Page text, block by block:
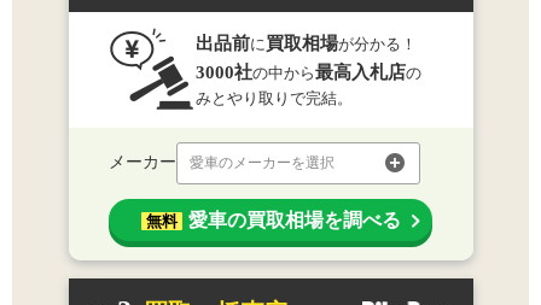
出品前に 買取相場が分かる！
3000社の中から最高入札店の
みとやり取りで完結。
メーカー 愛車のメーカーを選択
無料 愛車の買取相場を調べる